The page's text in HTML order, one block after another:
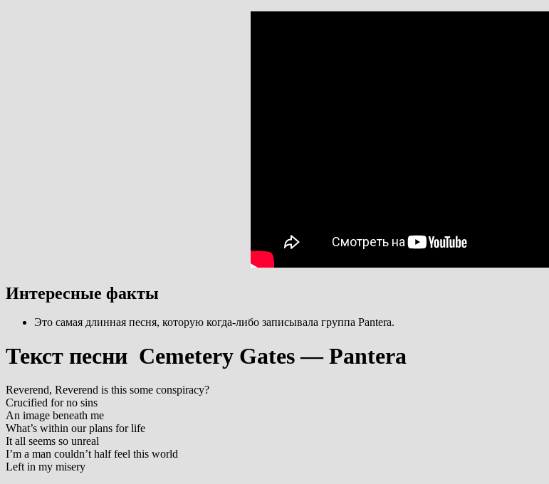
Интересные факты
Это самая длинная песня, которую когда-либо записывала группа Pantera.
Текст песни Cemetery Gates — Pantera
Reverend, Reverend is this some conspiracy?
Crucified for no sins
An image beneath me
What’s within our plans for life
It all seems so unreal
I’m a man couldn’t half feel this world
Left in my misery